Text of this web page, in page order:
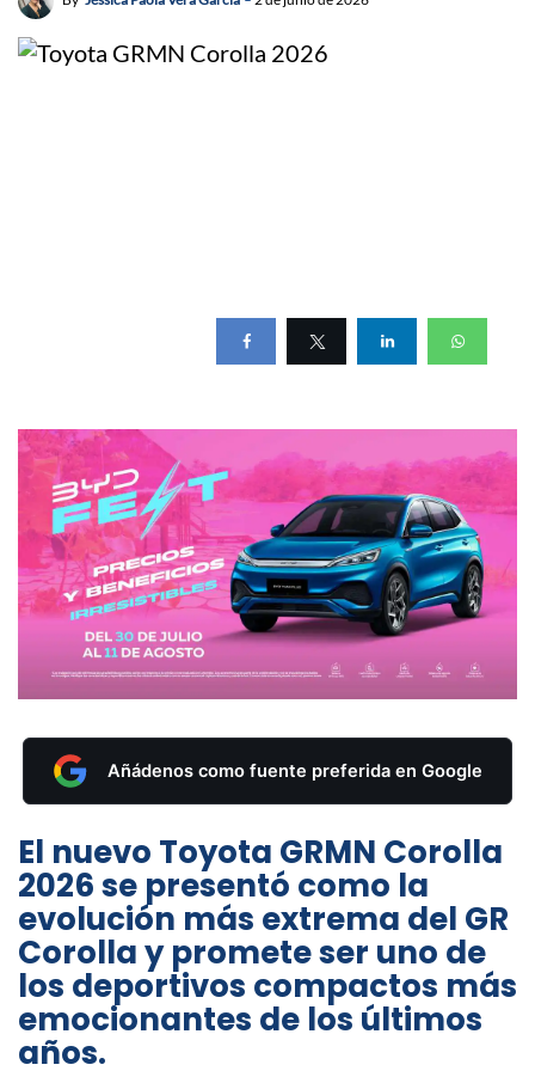
Añádenos como fuente preferida en Google
El nuevo Toyota GRMN Corolla
2026 se presentó como la
evolución más extrema del GR
Corolla y promete ser uno de
los deportivos compactos más
emocionantes de los últimos
años.